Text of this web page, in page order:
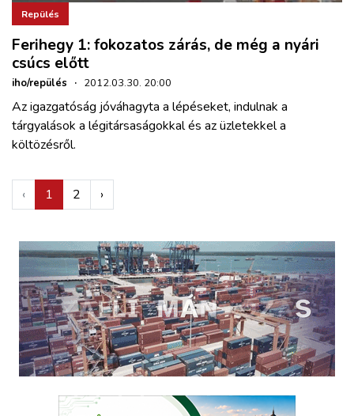
Repülés
Ferihegy 1: fokozatos zárás, de még a nyári
csúcs előtt
iho/repülés · 2012.03.30. 20:00
Az igazgatóság jóváhagyta a lépéseket, indulnak a
tárgyalások a légitársaságokkal és az üzletekkel a
költözésről.
‹ 1 2 ›